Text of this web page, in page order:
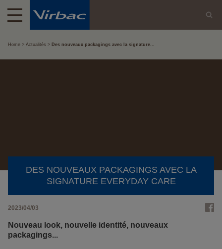
Home Actualités Des nouveaux packagings avec la signature...
DES NOUVEAUX PACKAGINGS AVEC LA
SIGNATURE EVERYDAY CARE
2023/04/03
Nouveau look, nouvelle identité, nouveaux
packagings...